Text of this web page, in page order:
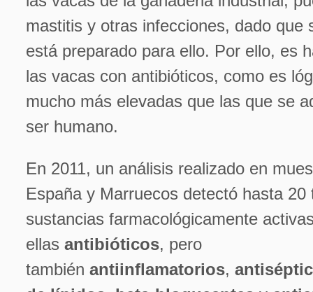
mastitis y otras infecciones, dado que
está preparado para ello. Por ello, es
las vacas con antibióticos, como es
mucho más elevadas que las que se
ser humano.
En 2011, un análisis realizado en
España y Marruecos detectó hasta 20
sustancias farmacológicamente
ellasantibióticos, pero
tambiénantiinflamatorios,